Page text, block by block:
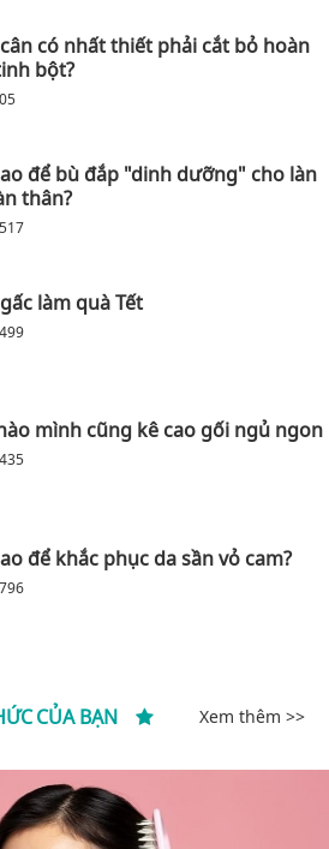
có nhất thiết phải cắt bỏ hoàn
bột?
để bù đắp "dinh dưỡng" cho làn
thân?
517
làm quà Tết
499
mình cũng kê cao gối ngủ ngon
435
để khắc phục da sần vỏ cam?
796
CỦA BẠN Xem thêm >>